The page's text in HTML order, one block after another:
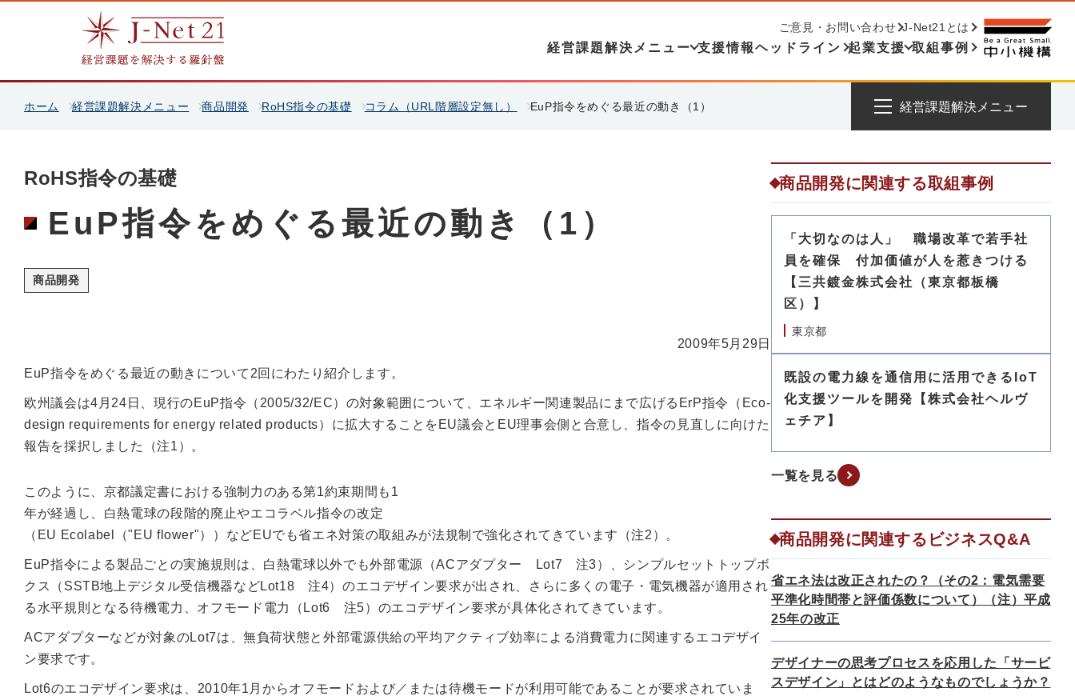
経営課題解決メニュー 支援情報ヘッドライン 起業支援 取組事例
ご意見・お問い合わせ J-Net21とは
ホーム 経営課題解決メニュー 商品開発 RoHS指令の基礎 コラム（URL階層設定無し） EuP指令をめぐる最近の動き（1） 経営課題解決メニュー
RoHS指令の基礎
EuP指令をめぐる最近の動き（1）
商品開発
2009年5月29日
EuP指令をめぐる最近の動きについて2回にわたり紹介します。
欧州議会は4月24日、現行のEuP指令（2005/32/EC）の対象範囲について、エネルギー関連製品にまで広げるErP指令（Eco-
design requirements for energy related products）に拡大することをEU議会とEU理事会側と合意し、指令の見直しに向けた
報告を採択しました（注1）。
このように、京都議定書における強制力のある第1約束期間も1
年が経過し、白熱電球の段階的廃止やエコラベル指令の改定
（EU Ecolabel（"EU flower"））などEUでも省エネ対策の取組みが法規制で強化されてきています（注2）。
EuP指令による製品ごとの実施規則は、白熱電球以外でも外部電源（ACアダプター Lot7 注3）、シンプルセットトップボ
クス（SSTB地上デジタル受信機器などLot18 注4）のエコデザイン要求が出され、さらに多くの電子・電気機器が適用され
る水平規則となる待機電力、オフモード電力（Lot6 注5）のエコデザイン要求が具体化されてきています。
ACアダプターなどが対象のLot7は、無負荷状態と外部電源供給の平均アクティブ効率による消費電力に関連するエコデザイ
ン要求です。
Lot6のエコデザイン要求は、2010年1月からオフモードおよび／または待機モードが利用可能であることが要求されていま
商品開発に関連する取組事例
「大切なのは人」 職場改革で若手社
員を確保 付加価値が人を惹きつける
【三共鍍金株式会社（東京都板橋
区）】
東京都
既設の電力線を通信用に活用できるIoT
化支援ツールを開発【株式会社ヘルヴ
ェチア】
一覧を見る
商品開発に関連するビジネスQ&A
省エネ法は改正されたの？（その2：電気需要
平準化時間帯と評価係数について）（注）平成
25年の改正
デザイナーの思考プロセスを応用した「サービ
スデザイン」とはどのようなものでしょうか？